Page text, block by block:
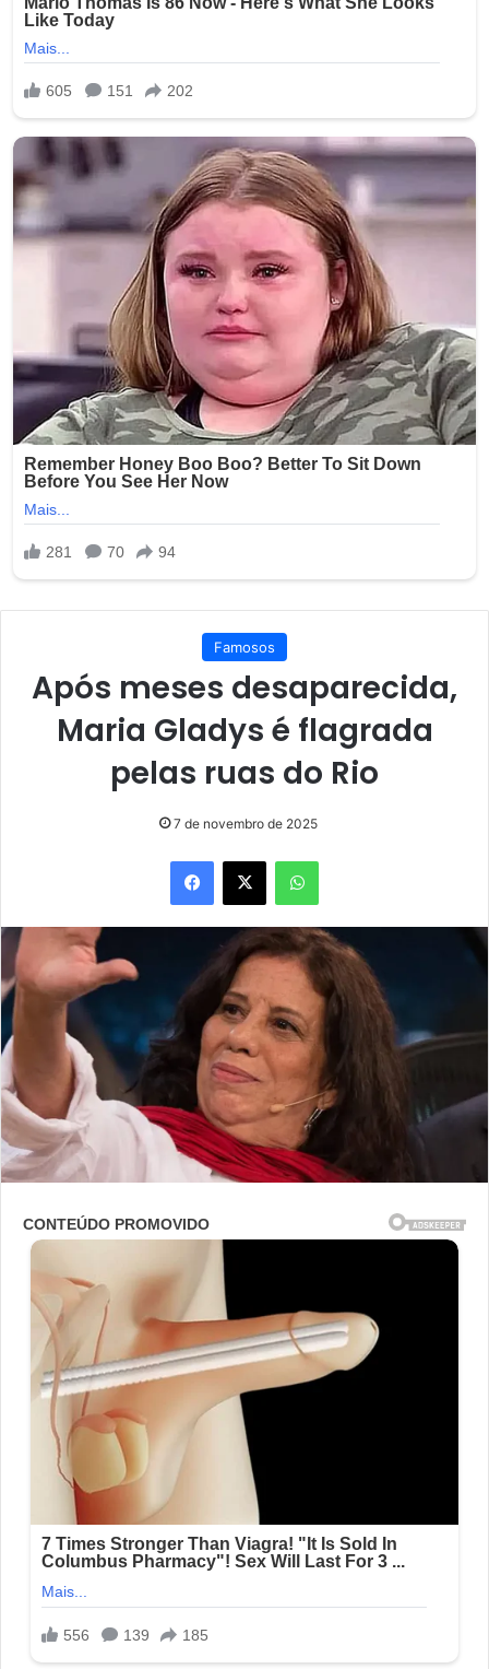
Famosos
Após meses desaparecida,
Maria Gladys é flagrada
pelas ruas do Rio
7 de novembro de 2025
Facebook
X WhatsApp